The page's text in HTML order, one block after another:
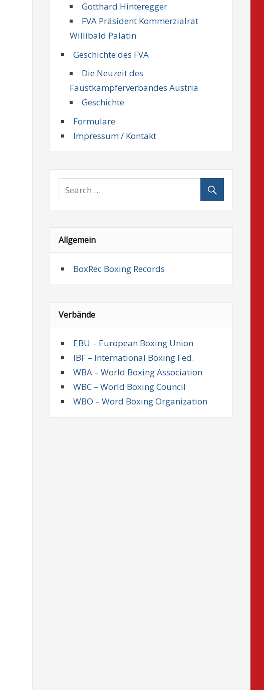
Gotthard Hinteregger
FVA Präsident Kommerzialrat
Willibald Palatin
Geschichte des FVA
Die Neuzeit des
Faustkämpferverbandes Austria
Geschichte
Formulare
Impressum / Kontakt
Allgemein
BoxRec Boxing Records
Verbände
EBU – European Boxing Union
IBF – International Boxing Fed.
WBA – World Boxing Association
WBC – World Boxing Council
WBO – Word Boxing Organization